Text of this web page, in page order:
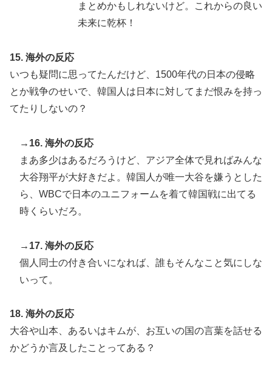
まとめかもしれないけど。これからの良い
未来に乾杯！
15. 海外の反応
いつも疑問に思ってたんだけど、1500年代の日本の侵略
とか戦争のせいで、韓国人は日本に対してまだ恨みを持っ
てたりしないの？
→16. 海外の反応
まあ多少はあるだろうけど、アジア全体で見ればみんな
大谷翔平が大好きだよ。韓国人が唯一大谷を嫌うとした
ら、WBCで日本のユニフォームを着て韓国戦に出てる
時くらいだろ。
→17. 海外の反応
個人同士の付き合いになれば、誰もそんなこと気にしな
いって。
18. 海外の反応
大谷や山本、あるいはキムが、お互いの国の言葉を話せる
かどうか言及したことってある？